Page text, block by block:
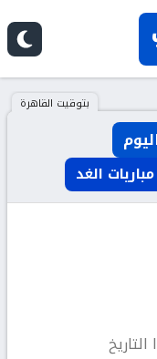
بتوقيت القاهرة
مباريات الغد